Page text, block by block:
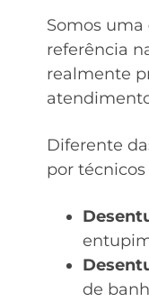
Somos uma
referência
realmente
Diferente
por
de